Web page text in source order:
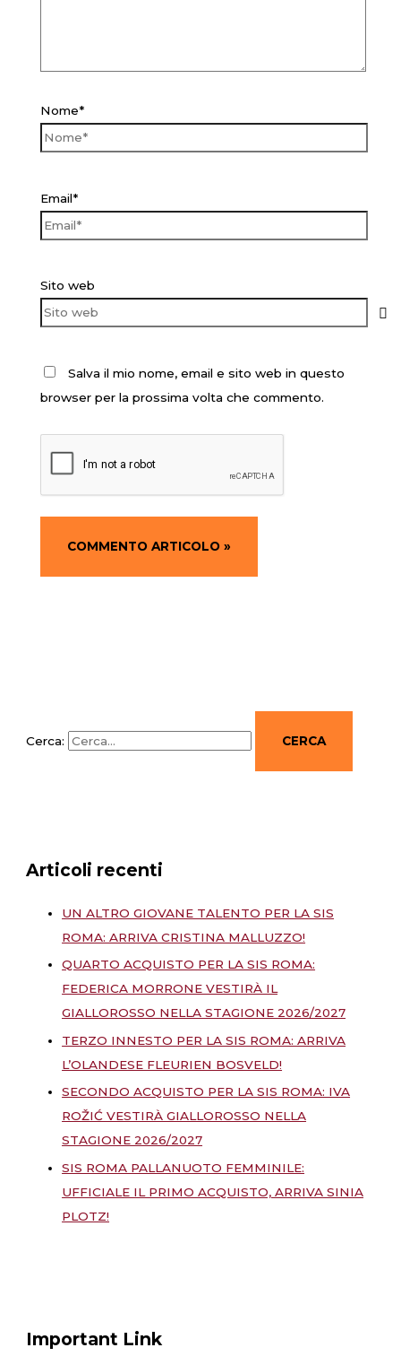
Nome*
Email*
Sito web
Salva il mio nome, email e sito web in questo
browser per la prossima volta che commento.
Cerca:
Articoli recenti
UN ALTRO GIOVANE TALENTO PER LA SIS
ROMA: ARRIVA CRISTINA MALLUZZO!
QUARTO ACQUISTO PER LA SIS ROMA:
FEDERICA MORRONE VESTIRÀ IL
GIALLOROSSO NELLA STAGIONE 2026/2027
TERZO INNESTO PER LA SIS ROMA: ARRIVA
L’OLANDESE FLEURIEN BOSVELD!
SECONDO ACQUISTO PER LA SIS ROMA: IVA
ROŽIĆ VESTIRÀ GIALLOROSSO NELLA
STAGIONE 2026/2027
SIS ROMA PALLANUOTO FEMMINILE:
UFFICIALE IL PRIMO ACQUISTO, ARRIVA SINIA
PLOTZ!
Important Link